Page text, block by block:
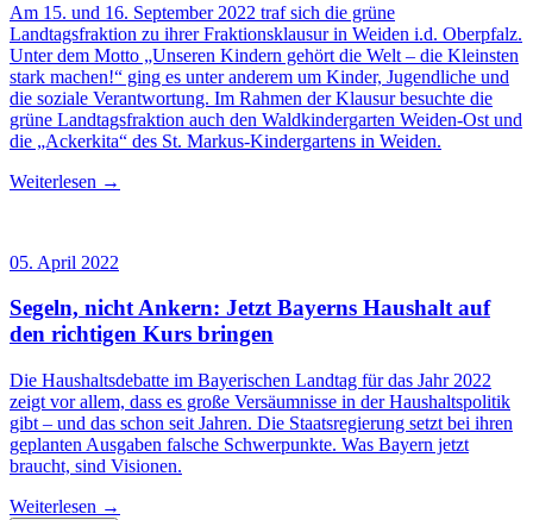
Am 15. und 16. September 2022 traf sich die grüne
Landtagsfraktion zu ihrer Fraktionsklausur in Weiden i.d. Oberpfalz.
Unter dem Motto „Unseren Kindern gehört die Welt – die Kleinsten
stark machen!“ ging es unter anderem um Kinder, Jugendliche und
die soziale Verantwortung. Im Rahmen der Klausur besuchte die
grüne Landtagsfraktion auch den Waldkindergarten Weiden-Ost und
die „Ackerkita“ des St. Markus-Kindergartens in Weiden.
Weiterlesen →
05. April 2022
Segeln, nicht Ankern: Jetzt Bayerns Haushalt auf
den richtigen Kurs bringen
Die Haushaltsdebatte im Bayerischen Landtag für das Jahr 2022
zeigt vor allem, dass es große Versäumnisse in der Haushaltspolitik
gibt – und das schon seit Jahren. Die Staatsregierung setzt bei ihren
geplanten Ausgaben falsche Schwerpunkte. Was Bayern jetzt
braucht, sind Visionen.
Weiterlesen →